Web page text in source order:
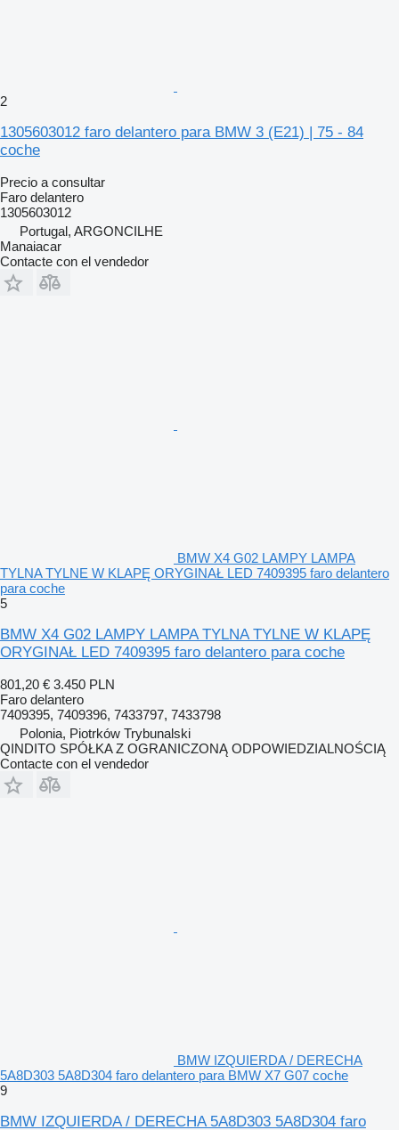
2
1305603012 faro delantero para BMW 3 (E21) | 75 - 84
coche
Precio a consultar
Faro delantero
1305603012
Portugal, ARGONCILHE
Manaiacar
Contacte con el vendedor
BMW X4 G02 LAMPY LAMPA
TYLNA TYLNE W KLAPĘ ORYGINAŁ LED 7409395 faro delantero
para coche
5
BMW X4 G02 LAMPY LAMPA TYLNA TYLNE W KLAPĘ
ORYGINAŁ LED 7409395 faro delantero para coche
801,20 € 3.450 PLN
Faro delantero
7409395, 7409396, 7433797, 7433798
Polonia, Piotrków Trybunalski
QINDITO SPÓŁKA Z OGRANICZONĄ ODPOWIEDZIALNOŚCIĄ
Contacte con el vendedor
BMW IZQUIERDA / DERECHA
5A8D303 5A8D304 faro delantero para BMW X7 G07 coche
9
BMW IZQUIERDA / DERECHA 5A8D303 5A8D304 faro